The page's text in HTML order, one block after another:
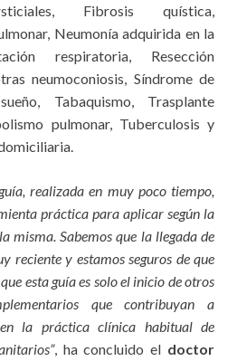
Fibrosis quística,
Neumonía adquirida en la
respiratoria, Resección
neumoconiosis, Síndrome de
Tabaquismo, Trasplante
pulmonar, Tuberculosis y
realizada en muy poco tiempo,
práctica para aplicar según la
misma. Sabemos que la llegada de
reciente y estamos seguros de que
esta guía es solo el inicio de otros
que contribuyan a
la práctica clínica habitual de
, ha concluido el doctor